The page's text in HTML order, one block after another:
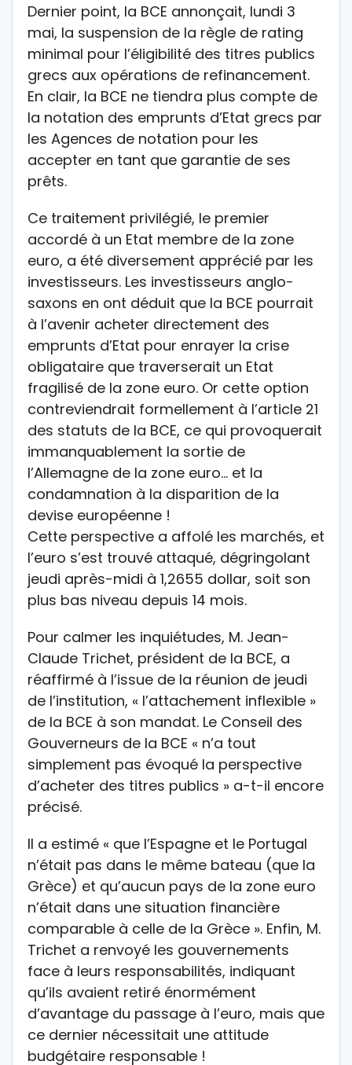
Dernier point, la BCE annonçait, lundi 3
mai, la suspension de la règle de rating
minimal pour l’éligibilité des titres publics
grecs aux opérations de refinancement.
En clair, la BCE ne tiendra plus compte de
la notation des emprunts d’Etat grecs par
les Agences de notation pour les
accepter en tant que garantie de ses
prêts.
Ce traitement privilégié, le premier
accordé à un Etat membre de la zone
euro, a été diversement apprécié par les
investisseurs. Les investisseurs anglo-
saxons en ont déduit que la BCE pourrait
à l’avenir acheter directement des
emprunts d’Etat pour enrayer la crise
obligataire que traverserait un Etat
fragilisé de la zone euro. Or cette option
contreviendrait formellement à l’article 21
des statuts de la BCE, ce qui provoquerait
immanquablement la sortie de
l’Allemagne de la zone euro… et la
condamnation à la disparition de la
devise européenne !
Cette perspective a affolé les marchés, et
l’euro s’est trouvé attaqué, dégringolant
jeudi après-midi à 1,2655 dollar, soit son
plus bas niveau depuis 14 mois.
Pour calmer les inquiétudes, M. Jean-
Claude Trichet, président de la BCE, a
réaffirmé à l’issue de la réunion de jeudi
de l’institution, « l’attachement inflexible »
de la BCE à son mandat. Le Conseil des
Gouverneurs de la BCE « n’a tout
simplement pas évoqué la perspective
d’acheter des titres publics » a-t-il encore
précisé.
Il a estimé « que l’Espagne et le Portugal
n’était pas dans le même bateau (que la
Grèce) et qu’aucun pays de la zone euro
n’était dans une situation financière
comparable à celle de la Grèce ». Enfin, M.
Trichet a renvoyé les gouvernements
face à leurs responsabilités, indiquant
qu’ils avaient retiré énormément
d’avantage du passage à l’euro, mais que
ce dernier nécessitait une attitude
budgétaire responsable !